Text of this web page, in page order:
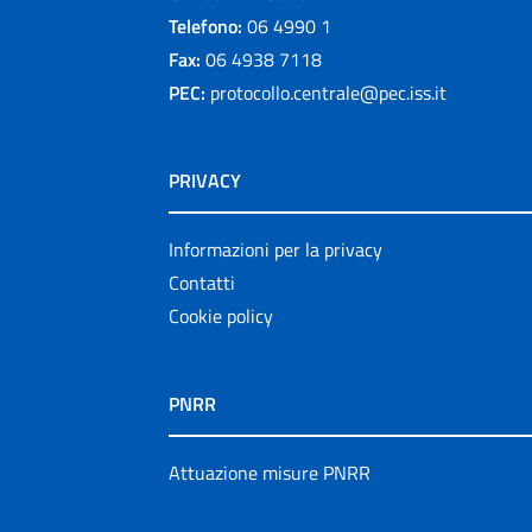
Telefono: 06 4990 1
Fax: 06 4938 7118
PEC: protocollo.centrale@pec.iss.it
PRIVACY
Informazioni per la privacy
Contatti
Cookie policy
PNRR
Attuazione misure PNRR